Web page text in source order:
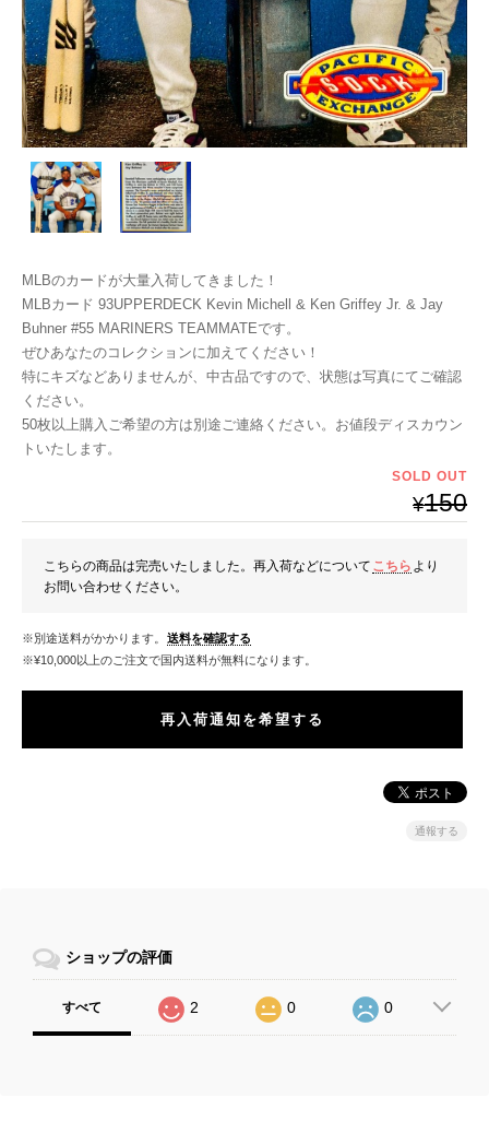
MLBのカードが大量入荷してきました！
MLBカード 93UPPERDECK Kevin Michell & Ken Griffey Jr. & Jay
Buhner #55 MARINERS TEAMMATEです。
ぜひあなたのコレクションに加えてください！
特にキズなどありませんが、中古品ですので、状態は写真にてご確認
ください。
50枚以上購入ご希望の方は別途ご連絡ください。お値段ディスカウン
トいたします。
SOLD OUT
¥150
こちらの商品は完売いたしました。再入荷などについて こちら より
お問い合わせください。
※別途送料がかかります。 送料を確認する
※¥10,000以上のご注文で国内送料が無料になります。
再入荷通知を希望する
通報する
ショップの評価
すべて 2 0 0